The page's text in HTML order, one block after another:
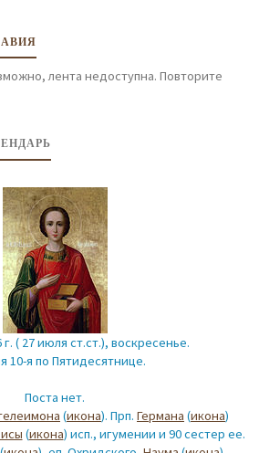
лента недоступна. Повторите
г. ( 27 июля ст.ст.), воскресенье.
10-я по Пятидесятнице.
Поста нет.
(икона). Прп. Германа (икона)
(икона) исп., игумении и 90 сестер ее.